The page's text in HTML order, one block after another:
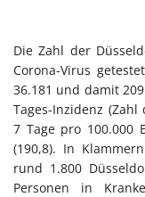
Die Zahl der
Corona-Virus
36.181 und damit
Tages-Inzidenz
7 Tage pro 100.000
(190,8). In
rund 1.800
Personen in